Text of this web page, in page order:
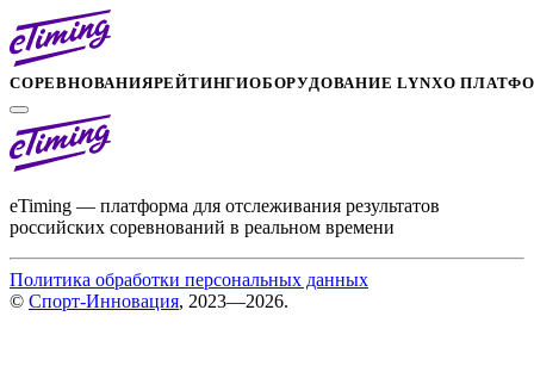
СОРЕВНОВАНИЯРЕЙТИНГИОБОРУДОВАНИЕ LYNXО
eTiming — платформа для отслеживания результатов
российских соревнований в реальном времени
Политика обработки персональных данных
© Спорт-Инновация, 2023—2026.